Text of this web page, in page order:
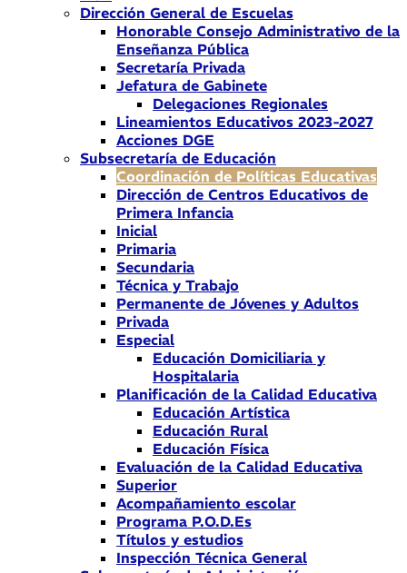
Dirección General de Escuelas
Honorable Consejo Administrativo de la
Enseñanza Pública
Secretaría Privada
Jefatura de Gabinete
Delegaciones Regionales
Lineamientos Educativos 2023-2027
Acciones DGE
Subsecretaría de Educación
Coordinación de Políticas Educativas
Dirección de Centros Educativos de
Primera Infancia
Inicial
Primaria
Secundaria
Técnica y Trabajo
Permanente de Jóvenes y Adultos
Privada
Especial
Educación Domiciliaria y
Hospitalaria
Planificación de la Calidad Educativa
Educación Artística
Educación Rural
Educación Física
Evaluación de la Calidad Educativa
Superior
Acompañamiento escolar
Programa P.O.D.Es
Títulos y estudios
Inspección Técnica General